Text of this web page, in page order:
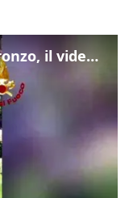
Frana lambisce le case di Auronzo, il video dall'elicottero dei vigili del fuoco